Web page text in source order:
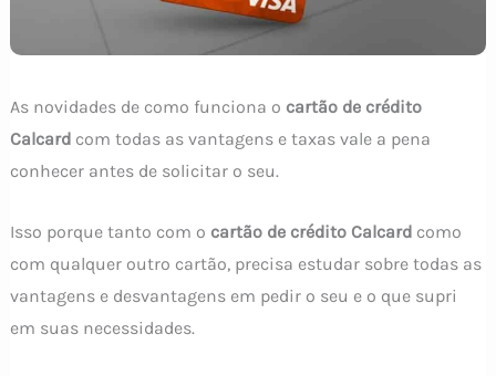
As novidades de como funciona o cartão de crédito
Calcardcom todas as vantagens e taxas vale a pena
conhecer antes de solicitar o seu.
Isso porque tanto com o cartão de crédito Calcardcomo
com qualquer outro cartão, precisa estudar sobre todas as
vantagens e desvantagens em pedir o seu e o que supri
em suas necessidades.